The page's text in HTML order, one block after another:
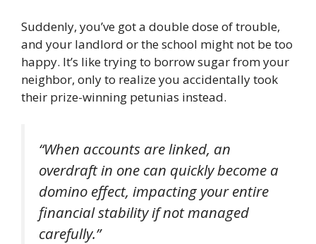
Suddenly, you’ve got a double dose of trouble,
and your landlord or the school might not be too
happy. It’s like trying to borrow sugar from your
neighbor, only to realize you accidentally took
their prize-winning petunias instead.
“When accounts are linked, an
overdraft in one can quickly become a
domino effect, impacting your entire
financial stability if not managed
carefully.”